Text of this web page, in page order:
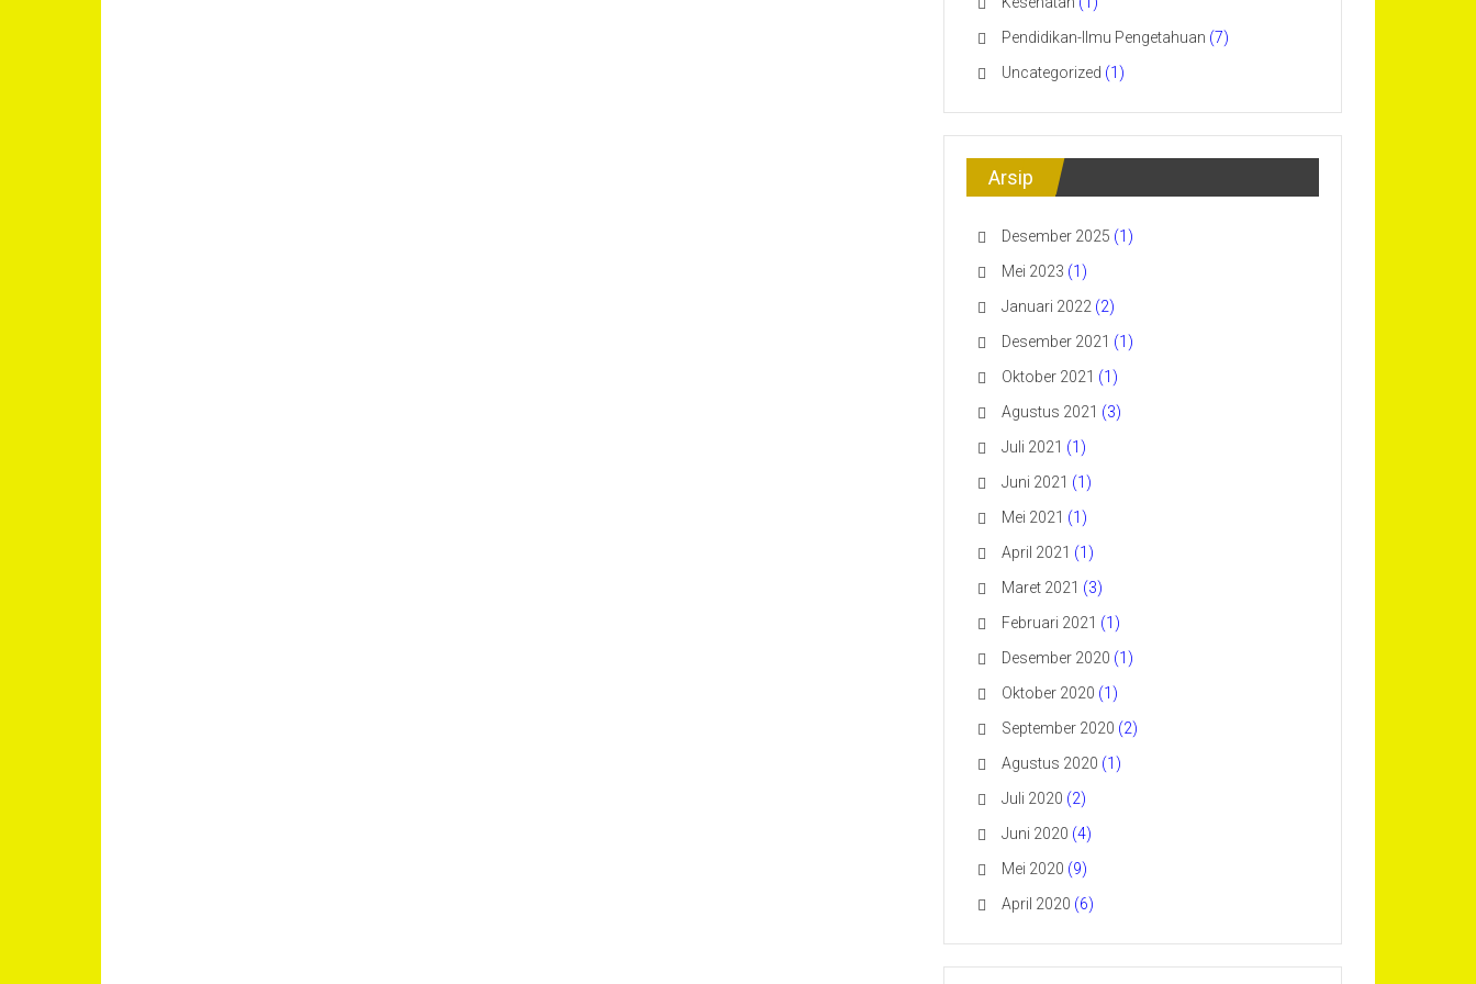
Pendidikan-Ilmu Pengetahuan (7)
Uncategorized (1)
Arsip
Desember 2025 (1)
Mei 2023 (1)
Januari 2022 (2)
Desember 2021 (1)
Oktober 2021 (1)
Agustus 2021 (3)
Juli 2021 (1)
Juni 2021 (1)
Mei 2021 (1)
April 2021 (1)
Maret 2021 (3)
Februari 2021 (1)
Desember 2020 (1)
Oktober 2020 (1)
September 2020 (2)
Agustus 2020 (1)
Juli 2020 (2)
Juni 2020 (4)
Mei 2020 (9)
April 2020 (6)